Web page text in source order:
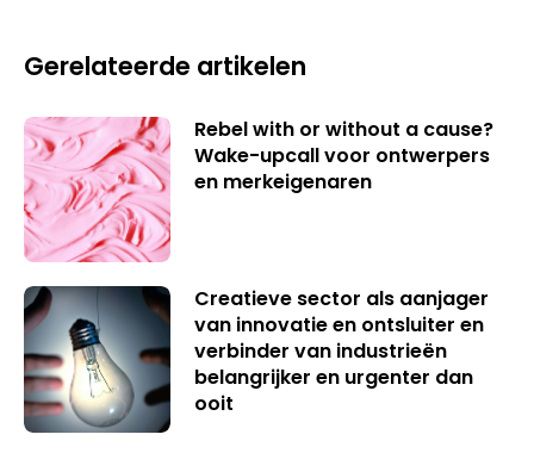
Gerelateerde artikelen
Rebel with or without a cause?
Wake-upcall voor ontwerpers
en merkeigenaren
Creatieve sector als aanjager
van innovatie en ontsluiter en
verbinder van industrieën
belangrijker en urgenter dan
ooit